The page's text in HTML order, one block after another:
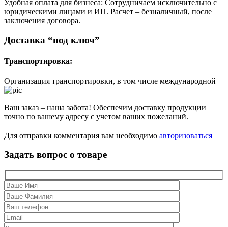
Удобная оплата для бизнеса: Сотрудничаем исключительно с
юридическими лицами и ИП. Расчет – безналичный, после
заключения договора.
Доставка “под ключ”
Транспортировка:
Организация транспортировки, в том числе международной
Ваш заказ – наша забота! Обеспечим доставку продукции
точно по вашему адресу с учетом ваших пожеланий.
Для отправки комментария вам необходимо авторизоваться
Задать вопрос о товаре